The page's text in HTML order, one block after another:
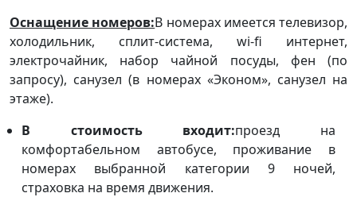
Оснащение номеров:В номерах имеется телевизор,
холодильник, сплит-система, wi-fi интернет,
электрочайник, набор чайной посуды, фен (по
запросу), санузел (в номерах «Эконом», санузел на
этаже).
В стоимость входит:проезд на
комфортабельном автобусе, проживание в
номерах выбранной категории 9 ночей,
страховка на время движения.